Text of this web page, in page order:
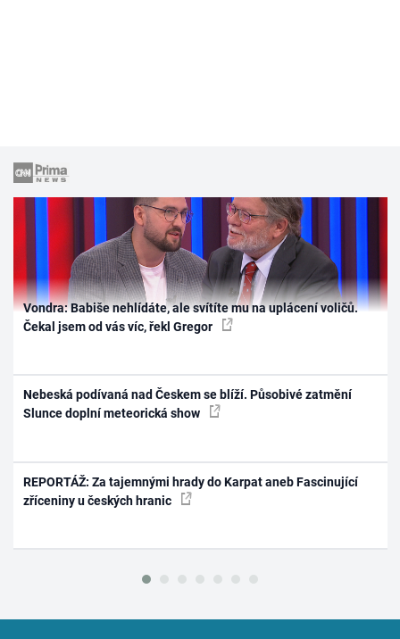
Vondra: Babiše nehlídáte, ale svítíte mu na uplácení voličů.
Čekal jsem od vás víc, řekl Gregor
Nebeská podívaná nad Českem se blíží. Působivé zatmění
Slunce doplní meteorická show
REPORTÁŽ: Za tajemnými hrady do Karpat aneb Fascinující
zříceniny u českých hranic